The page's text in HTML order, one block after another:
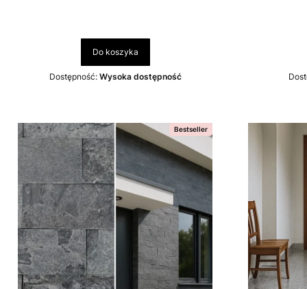
Do koszyka
Dostępność: Wysoka dostępność
Bestseller